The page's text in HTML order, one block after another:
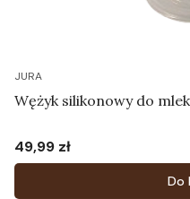
JURA
Wężyk silikonowy do
Cena
49,99 zł
Do